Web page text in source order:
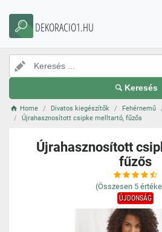
DEKORACIO1.HU
Keresés
Home Divatos kiegészítők Fehérnemű
Újrahasznosított csipke melltartó, fűzős
Újrahasznosított
fűzős
(Összesen 5
ÚJDONSÁG